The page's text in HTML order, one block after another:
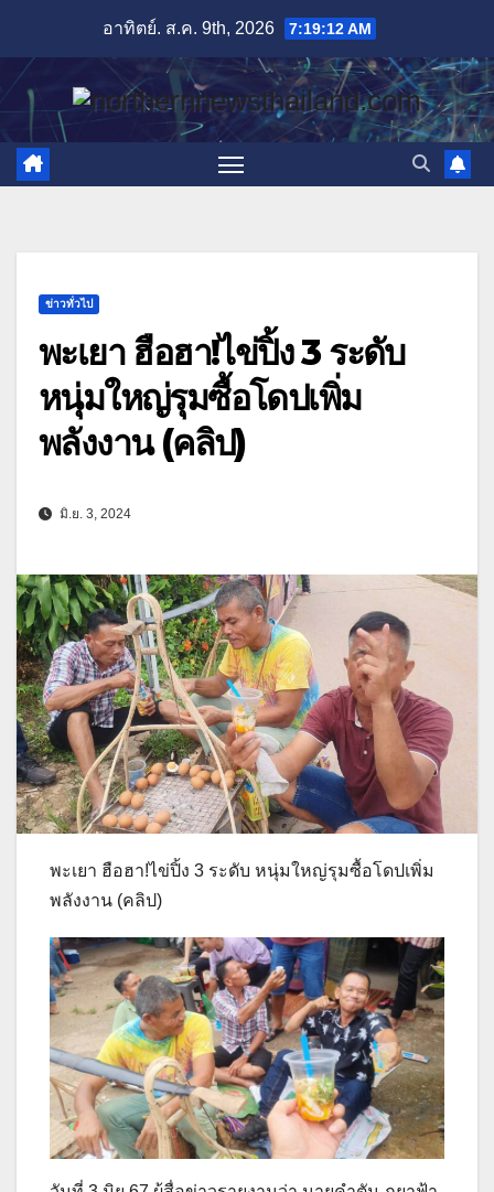
content
อาทิตย์. ส.ค. 9th, 2026 7:19:13 AM
ข่าวทั่วไป
พะเยา ฮือฮา!ไข่ปิ้ง 3 ระดับ
หนุ่มใหญ่รุมซื้อโดปเพิ่ม
พลังงาน (คลิป)
มิ.ย. 3, 2024
พะเยา ฮือฮา!ไข่ปิ้ง 3 ระดับ หนุ่มใหญ่รุมซื้อโดปเพิ่ม
พลังงาน (คลิป)